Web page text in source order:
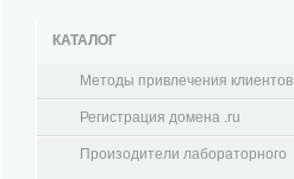
КАТАЛОГ
Методы привлечения клиентов
Регистрация домена .ru
Произодители лабораторного